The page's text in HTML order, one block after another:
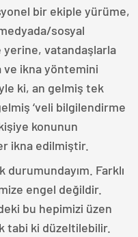
bir ekiple yürüme,
sosyal
vatandaşlarla
ikna yöntemini
ki, an gelmiş tek
‘veli bilgilendirme
konunun
ikna edilmiştir.
Farklı
engel değildir.
bu hepimizi üzen
tabi ki düzeltilebilir.